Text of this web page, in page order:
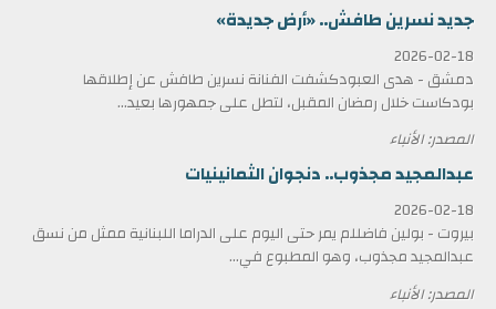
جديد نسرين طافش.. «أرض جديدة»
2026-02-18
دمشق - هدى العبودكشفت الفنانة نسرين طافش عن إطلاقها
بودكاست خلال رمضان المقبل، لتطل على جمهورها بعيد...
المصدر: الأنباء
عبدالمجيد مجذوب.. دنجوان الثمانينيات
2026-02-18
بيروت - بولين فاضللم يمر حتى اليوم على الدراما اللبنانية ممثل من نسق
عبدالمجيد مجذوب، وهو المطبوع في...
المصدر: الأنباء